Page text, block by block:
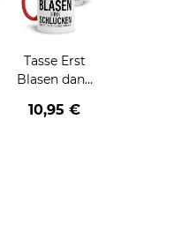
Tasse Erst
Blasen dann
10,95 €